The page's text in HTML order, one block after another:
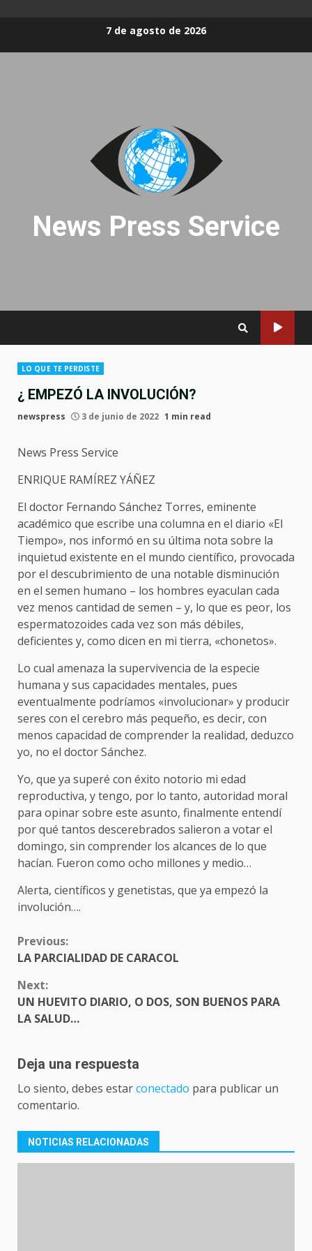
7 de agosto de 2026
News Press Service
LO QUE TE PERDISTE
¿ EMPEZÓ LA INVOLUCIÓN?
newspress 3 de junio de 2022 1 min read
News Press Service
ENRIQUE RAMÍREZ YÁÑEZ
El doctor Fernando Sánchez Torres, eminente
académico que escribe una columna en el diario «El
Tiempo», nos informó en su última nota sobre la
inquietud existente en el mundo científico, provocada
por el descubrimiento de una notable disminución
en el semen humano – los hombres eyaculan cada
vez menos cantidad de semen – y, lo que es peor, los
espermatozoides cada vez son más débiles,
deficientes y, como dicen en mi tierra, «chonetos».
Lo cual amenaza la supervivencia de la especie
humana y sus capacidades mentales, pues
eventualmente podríamos «involucionar» y producir
seres con el cerebro más pequeño, es decir, con
menos capacidad de comprender la realidad, deduzco
yo, no el doctor Sánchez.
Yo, que ya superé con éxito notorio mi edad
reproductiva, y tengo, por lo tanto, autoridad moral
para opinar sobre este asunto, finalmente entendí
por qué tantos descerebrados salieron a votar el
domingo, sin comprender los alcances de lo que
hacían. Fueron como ocho millones y medio…
Alerta, científicos y genetistas, que ya empezó la
involución….
CONTINUE
READING
Previous:
LA PARCIALIDAD DE CARACOL
Next:
UN HUEVITO DIARIO, O DOS, SON BUENOS PARA
LA SALUD…
Deja una respuesta
Lo siento, debes estarconectado para publicar un
comentario.
NOTICIAS RELACIONADAS